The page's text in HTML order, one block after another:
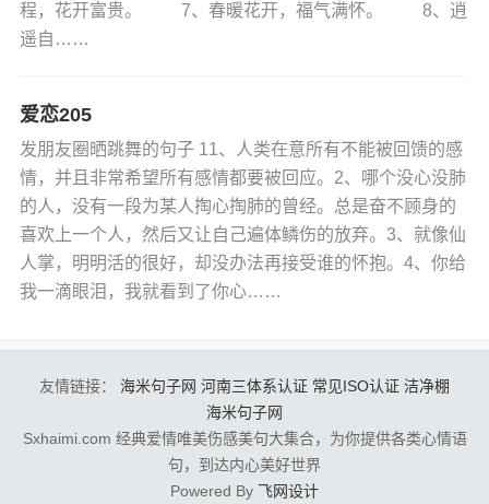
程，花开富贵。 7、春暖花开，福气满怀。 8、逍
遥自……
爱恋205
发朋友圈晒跳舞的句子 11、人类在意所有不能被回馈的感
情，并且非常希望所有感情都要被回应。2、哪个没心没肺
的人，没有一段为某人掏心掏肺的曾经。总是奋不顾身的
喜欢上一个人，然后又让自己遍体鳞伤的放弃。3、就像仙
人掌，明明活的很好，却没办法再接受谁的怀抱。4、你给
我一滴眼泪，我就看到了你心……
友情链接： 海米句子网 河南三体系认证 常见ISO认证 洁净棚
海米句子网
Sxhaimi.com 经典爱情唯美伤感美句大集合，为你提供各类心情语
句，到达内心美好世界
Powered By 飞网设计